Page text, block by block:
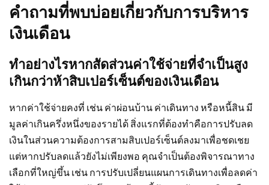
คำถามที่พบบ่อยเกี่ยวกับการบริหาร
เงินเดือน
ทำอย่างไรหากสัดส่วนค่าใช้จ่ายที่จำเป็นสูง
เกินกว่าห้าสิบเปอร์เซ็นต์ของเงินเดือน
หากค่าใช้จ่ายคงที่ เช่น ค่าผ่อนบ้าน ค่าเดินทาง หรือหนี้สิน มี
มูลค่าเกินครึ่งหนึ่งของรายได้ สิ่งแรกที่ต้องทำคือการปรับลด
เงินในส่วนความต้องการสามสิบเปอร์เซ็นต์ลงมาเพื่อชดเชย
แต่หากปรับลดแล้วยังไม่เพียงพอ คุณจำเป็นต้องพิจารณาทาง
เลือกที่ใหญ่ขึ้น เช่น การปรับเปลี่ยนแผนการเดินทางเพื่อลดค่า